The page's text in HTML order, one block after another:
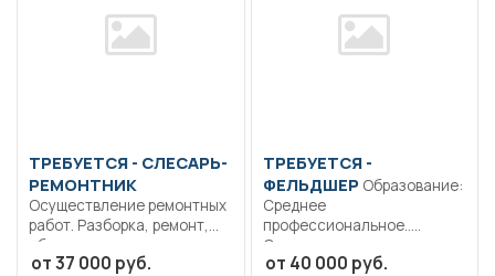
ТРЕБУЕТСЯ - СЛЕСАРЬ-
РЕМОНТНИК
Осуществление ремонтных
работ. Разборка, ремонт,
сборка и испытание узлов...
от 37 000 руб.
ТРЕБУЕТСЯ -
ФЕЛЬДШЕР
Среднее
профессиональное..
Осуществляет оказание
лечебно-
от 40 000 руб.